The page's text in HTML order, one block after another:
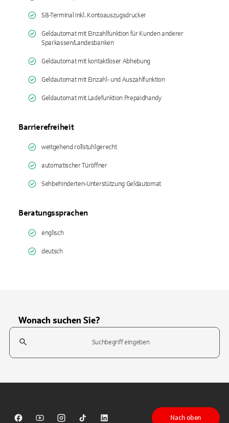
SB-Terminal inkl. Kontoauszugsdrucker
Geldautomat mit Einzahlfunktion für Kunden anderer
Sparkassen/Landesbanken
Geldautomat mit kontaktloser Abhebung
Geldautomat mit Einzahl- und Auszahlfunktion
Geldautomat mit Ladefunktion Prepaidhandy
Barrierefreiheit
weitgehend rollstuhlgerecht
automatischer Türöffner
Sehbehinderten-Unterstützung Geldautomat
Beratungssprachen
englisch
deutsch
Wonach suchen Sie?
Suchfeld
Nach oben